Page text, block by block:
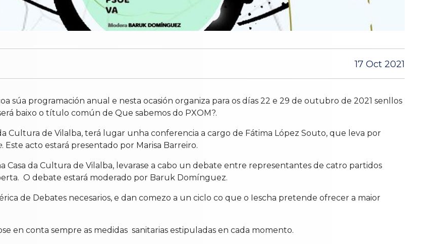
17 Oct 2021
súa programación anual e nesta ocasión organiza para os días 22 e 29 de outubro de 2021 senllos
baixo o título común de Que sabemos do PXOM?.
da Cultura de Vilalba, terá lugar unha conferencia a cargo de Fátima López Souto, que leva por
. Este acto estará presentado por Marisa Barreiro.
Casa da Cultura de Vilalba, levarase a cabo un debate entre representantes de catro partidos
O debate estará moderado por Baruk Domínguez.
de Debates necesarios, e dan comezo a un ciclo co que o Iescha pretende ofrecer a maior
en conta sempre as medidas sanitarias estipuladas en cada momento.